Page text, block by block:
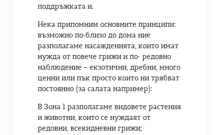
поддръжката и.
Нека припомним основните принципи:
възможно по-близо до дома ние
разполагаме насажденията, които имат
нужда от повече грижи и по- редовно
наблюдение – екзотични, дребни, много
ценни или пък просто които ни трябват
постоянно (за салата например):
В Зона 1 разполагаме видовете растения
и животни, които се нуждаят от
редовни, всекидневни грижи;